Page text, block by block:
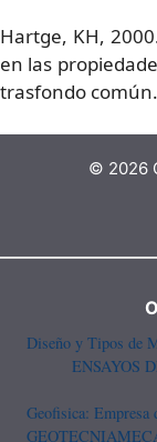
Hartge, KH,
en las
trasfondo común.
© 2026
Diseño y Tipos de
ENSAYOS
Geofisica:
GEOTECNIA